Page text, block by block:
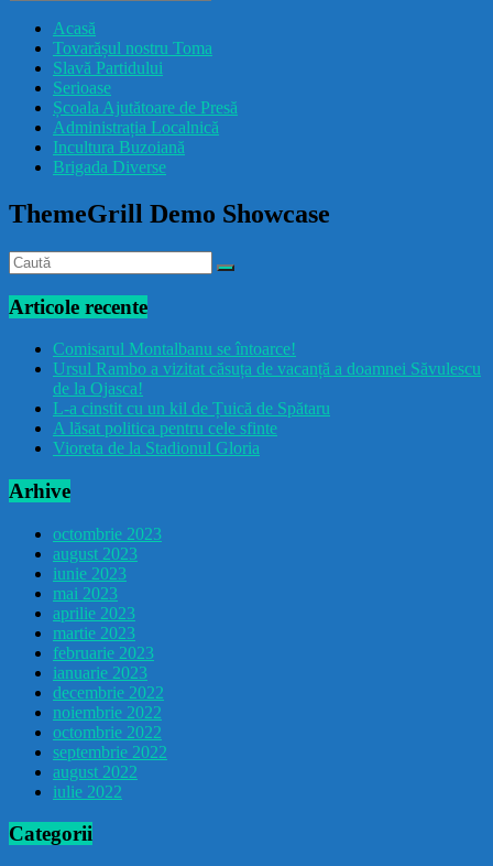
Acasă
Tovarășul nostru Toma
Slavă Partidului
Serioase
Școala Ajutătoare de Presă
Administrația Localnică
Incultura Buzoiană
Brigada Diverse
ThemeGrill Demo Showcase
Articole recente
Comisarul Montalbanu se întoarce!
Ursul Rambo a vizitat căsuța de vacanță a doamnei Săvulescu
de la Ojasca!
L-a cinstit cu un kil de Țuică de Spătaru
A lăsat politica pentru cele sfinte
Vioreta de la Stadionul Gloria
Arhive
octombrie 2023
august 2023
iunie 2023
mai 2023
aprilie 2023
martie 2023
februarie 2023
ianuarie 2023
decembrie 2022
noiembrie 2022
octombrie 2022
septembrie 2022
august 2022
iulie 2022
Categorii